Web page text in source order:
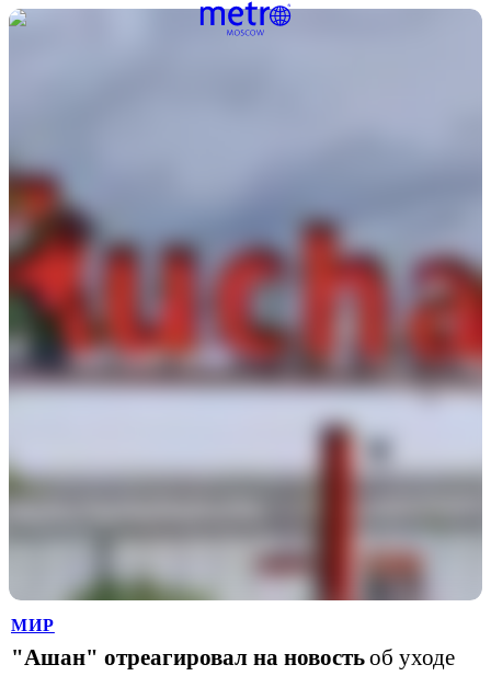
МИР
"Ашан" отреагировал на новостьоб уходе